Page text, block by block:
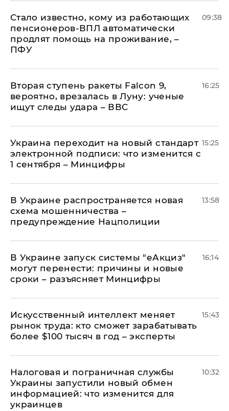
Стало известно, кому из работающих
пенсионеров-ВПЛ автоматически
продлят помощь на проживание, –
ПФУ
09:38
Вторая ступень ракеты Falcon 9,
вероятно, врезалась в Луну: ученые
ищут следы удара – ВВС
16:25
Украина переходит на новый стандарт
электронной подписи: что изменится с
1 сентября – Минцифры
15:25
В Украине распространяется новая
схема мошенничества –
предупреждение Нацполиции
13:58
В Украине запуск системы "еАкциз"
могут перенести: причины и новые
сроки – разъясняет Минцифры
16:14
Искусственный интеллект меняет
рынок труда: кто сможет зарабатывать
более $100 тысяч в год – эксперты
15:43
Налоговая и пограничная службы
Украины запустили новый обмен
информацией: что изменится для
украинцев
10:32